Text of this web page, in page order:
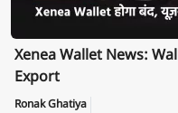
Xenea Wallet News:
Export
Ronak Ghatiya